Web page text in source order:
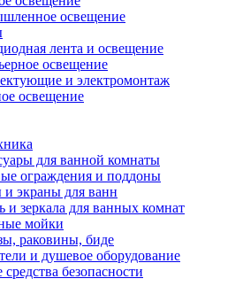
освещение
лента и освещение
освещение
и электромонтаж
освещение
для ванной комнаты
ограждения и поддоны
экраны для ванн
и зеркала для ванных комнат
мойки
раковины, биде
и душевое оборудование
безопасности